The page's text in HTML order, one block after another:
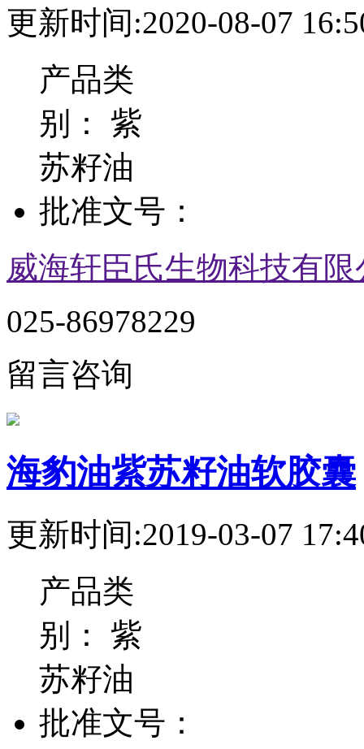
更新时间:2020-08-07
产品类
别： 紫
苏籽油
批准文号：
威海轩臣氏生物科技有限
025-86978229
留言咨询
海豹油紫苏籽油软胶囊
更新时间:2019-03-07
产品类
别： 紫
苏籽油
批准文号：